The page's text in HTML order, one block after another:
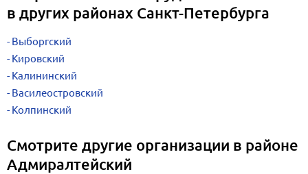
в других районах Санкт-Петербурга
Выборгский
Кировский
Калининский
Василеостровский
Колпинский
Смотрите другие организации в районе
Адмиралтейский